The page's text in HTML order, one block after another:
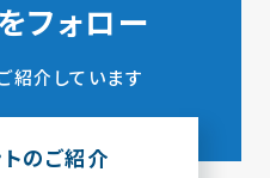
フォロー
紹介しています
のご紹介